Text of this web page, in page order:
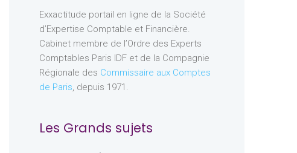
Exxactitude portail en ligne de la Société
d’Expertise Comptable et Financière.
Cabinet membre de l’Ordre des Experts
Comptables Paris IDF et de la Compagnie
Régionale des Commissaire aux Comptes
de Paris, depuis 1971.
Les Grands sujets